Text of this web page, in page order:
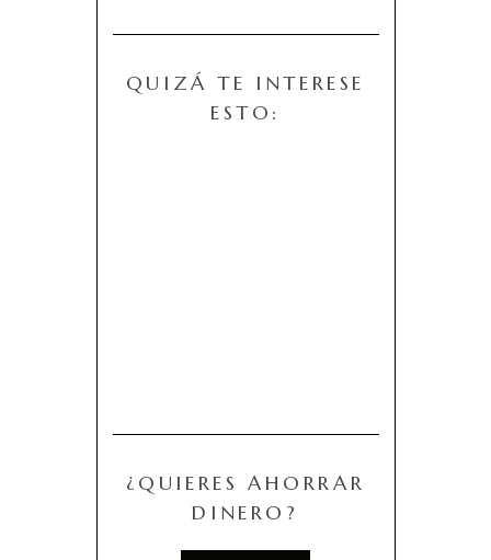
QUIZÁ TE INTERESE
ESTO:
¿QUIERES AHORRAR
DINERO?